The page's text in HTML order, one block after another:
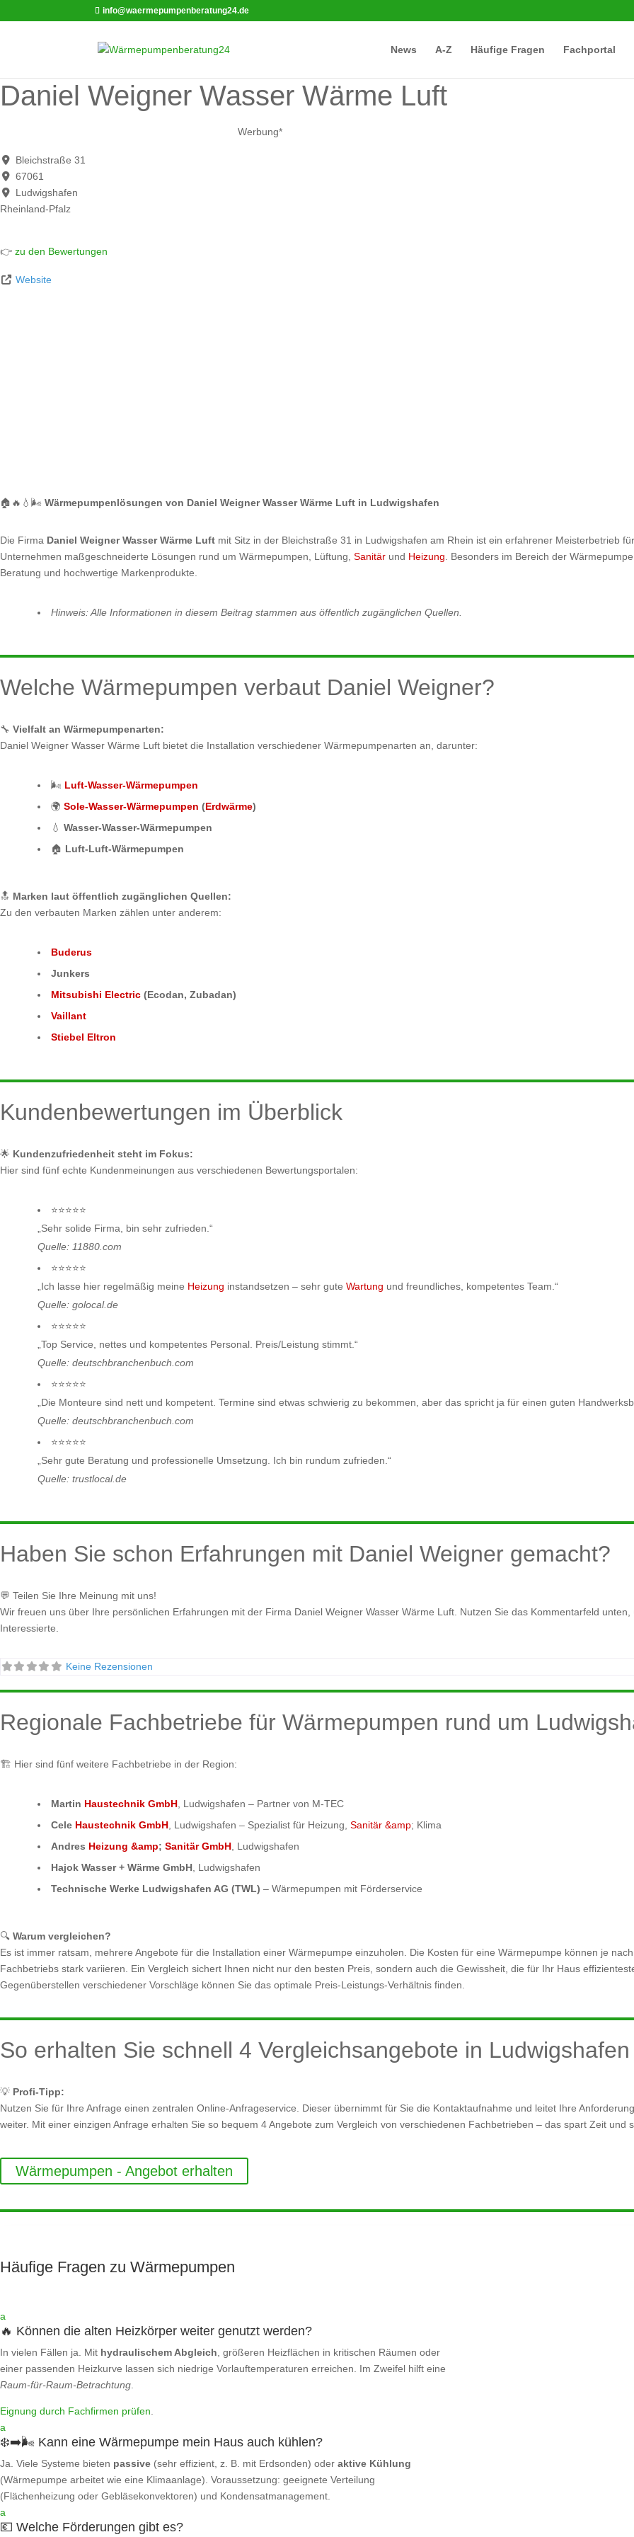
info@waermepumpenberatung24.de
News A-Z Häufige Fragen Fachportal
Daniel Weigner Wasser Wärme Luft
Werbung*
Bleichstraße 31
67061
Ludwigshafen
Rheinland-Pfalz
👉 zu den Bewertungen
Website
🏠🔥💧🌬️ Wärmepumpenlösungen von Daniel Weigner Wasser Wärme Luft in Ludwigshafen
Die Firma Daniel Weigner Wasser Wärme Luft mit Sitz in der Bleichstraße 31 in Ludwigshafen am Rhein ist ein erfahrener Meisterbetrieb
Unternehmen maßgeschneiderte Lösungen rund um Wärmepumpen, Lüftung, Sanitär und Heizung. Besonders im Bereich der
Beratung und hochwertige Markenprodukte.
Hinweis: Alle Informationen in diesem Beitrag stammen aus öffentlich zugänglichen Quellen.
Welche Wärmepumpen verbaut Daniel Weigner?
🔧 Vielfalt an Wärmepumpenarten:
Daniel Weigner Wasser Wärme Luft bietet die Installation verschiedener Wärmepumpenarten an, darunter:
🌬️ Luft-Wasser-Wärmepumpen
🌍 Sole-Wasser-Wärmepumpen (Erdwärme)
💧 Wasser-Wasser-Wärmepumpen
🏠 Luft-Luft-Wärmepumpen
🔝 Marken laut öffentlich zugänglichen Quellen:
Zu den verbauten Marken zählen unter anderem:
Buderus
Junkers
Mitsubishi Electric (Ecodan, Zubadan)
Vaillant
Stiebel Eltron
Kundenbewertungen im Überblick
🌟 Kundenzufriedenheit steht im Fokus:
Hier sind fünf echte Kundenmeinungen aus verschiedenen Bewertungsportalen:
⭐⭐⭐⭐⭐
„Sehr solide Firma, bin sehr zufrieden.“
Quelle: 11880.com
⭐⭐⭐⭐⭐
„Ich lasse hier regelmäßig meine Heizung instandsetzen – sehr gute Wartung und freundliches, kompetentes Team.“
Quelle: golocal.de
⭐⭐⭐⭐⭐
„Top Service, nettes und kompetentes Personal. Preis/Leistung stimmt.“
Quelle: deutschbranchenbuch.com
⭐⭐⭐⭐⭐
„Die Monteure sind nett und kompetent. Termine sind etwas schwierig zu bekommen, aber das spricht ja für einen guten
Quelle: deutschbranchenbuch.com
⭐⭐⭐⭐⭐
„Sehr gute Beratung und professionelle Umsetzung. Ich bin rundum zufrieden.“
Quelle: trustlocal.de
Haben Sie schon Erfahrungen mit Daniel Weigner gemacht?
💬 Teilen Sie Ihre Meinung mit uns!
Wir freuen uns über Ihre persönlichen Erfahrungen mit der Firma Daniel Weigner Wasser Wärme Luft. Nutzen Sie das Kommentarfeld
Interessierte.
Keine Rezensionen
Regionale Fachbetriebe für Wärmepumpen rund um
🏗️ Hier sind fünf weitere Fachbetriebe in der Region:
Martin Haustechnik GmbH , Ludwigshafen – Partner von M-TEC
Cele Haustechnik GmbH , Ludwigshafen – Spezialist für Heizung, Sanitär &amp; Klima
Andres Heizung &amp; Sanitär GmbH , Ludwigshafen
Hajok Wasser + Wärme GmbH , Ludwigshafen
Technische Werke Ludwigshafen AG (TWL) – Wärmepumpen mit Förderservice
🔍 Warum vergleichen?
Es ist immer ratsam, mehrere Angebote für die Installation einer Wärmepumpe einzuholen. Die Kosten für eine Wärmepumpe können je
Fachbetriebs stark variieren. Ein Vergleich sichert Ihnen nicht nur den besten Preis, sondern auch die Gewissheit, die für Ihr Haus
Gegenüberstellen verschiedener Vorschläge können Sie das optimale Preis-Leistungs-Verhältnis finden.
So erhalten Sie schnell 4 Vergleichsangebote in Ludwigshafen
💡 Profi-Tipp:
Nutzen Sie für Ihre Anfrage einen zentralen Online-Anfrageservice. Dieser übernimmt für Sie die Kontaktaufnahme und leitet Ihre
weiter. Mit einer einzigen Anfrage erhalten Sie so bequem 4 Angebote zum Vergleich von verschiedenen Fachbetrieben – das spart Zeit und
Wärmepumpen - Angebot erhalten
Häufige Fragen zu Wärmepumpen
a
🔥 Können die alten Heizkörper weiter genutzt werden?
In vielen Fällen ja. Mit hydraulischem Abgleich , größeren Heizflächen in kritischen Räumen oder
einer passenden Heizkurve lassen sich niedrige Vorlauftemperaturen erreichen. Im Zweifel hilft eine
Raum‑für‑Raum‑Betrachtung
Eignung durch Fachfirmen prüfen
a
❄️➡️🌬️ Kann eine Wärmepumpe mein Haus auch kühlen?
Ja. Viele Systeme bieten passive (sehr effizient, z. B. mit Erdsonden) oder aktive Kühlung
(Wärmepumpe arbeitet wie eine Klimaanlage). Voraussetzung: geeignete Verteilung
(Flächenheizung oder Gebläsekonvektoren) und Kondensatmanagement.
a
💶 Welche Förderungen gibt es?